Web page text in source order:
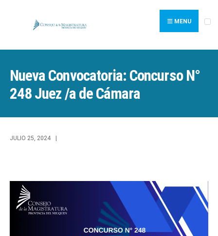
MENU
Nueva Convocatoria: Concurso N°
248 Juez /a de Cámara
JULIO 25, 2024 |